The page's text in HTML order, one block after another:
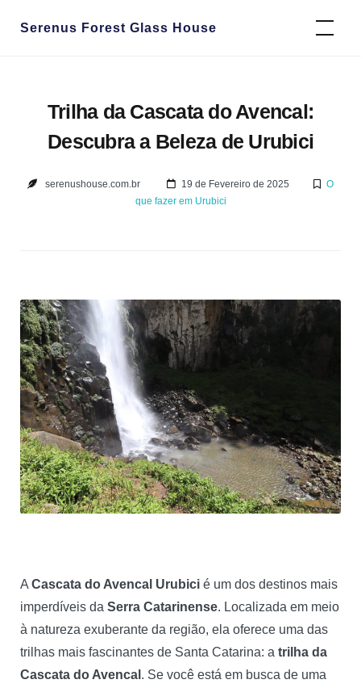
Serenus Forest Glass House
Trilha da Cascata do Avencal:
Descubra a Beleza de Urubici
serenushouse.com.br 19 de Fevereiro de 2025
O
que fazer em Urubici
A Cascata do Avencal Urubici é um dos destinos mais
imperdíveis da Serra Catarinense. Localizada em meio
à natureza exuberante da região, ela oferece uma das
trilhas mais fascinantes de Santa Catarina: a trilha da
Cascata do Avencal . Se você está em busca de uma